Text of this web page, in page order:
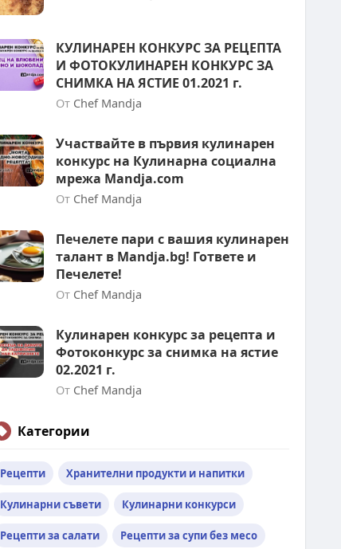
КУЛИНАРЕН КОНКУРС ЗА РЕЦЕПТА
И ФОТОКУЛИНАРЕН КОНКУРС ЗА
СНИМКА НА ЯСТИЕ 01.2021 г.
От Chef Mandja
Участвайте в първия кулинарен
конкурс на Кулинарна социална
мрежа Mandja.com
От Chef Mandja
Печелете пари с вашия кулинарен
талант в Mandja.bg! Гответе и
Печелете!
От Chef Mandja
Кулинарен конкурс за рецепта и
Фотоконкурс за снимка на ястие
02.2021 г.
От Chef Mandja
Категории
Рецепти Хранителни продукти и напитки
Кулинарни съвети Кулинарни конкурси
Рецепти за салати Рецепти за супи без месо